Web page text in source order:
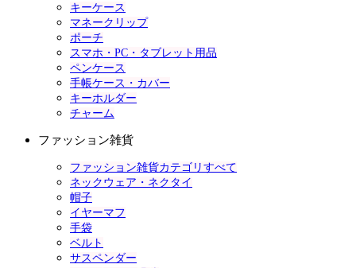
キーケース
マネークリップ
ポーチ
スマホ・PC・タブレット用品
ペンケース
手帳ケース・カバー
キーホルダー
チャーム
ファッション雑貨
ファッション雑貨カテゴリすべて
ネックウェア・ネクタイ
帽子
イヤーマフ
手袋
ベルト
サスペンダー